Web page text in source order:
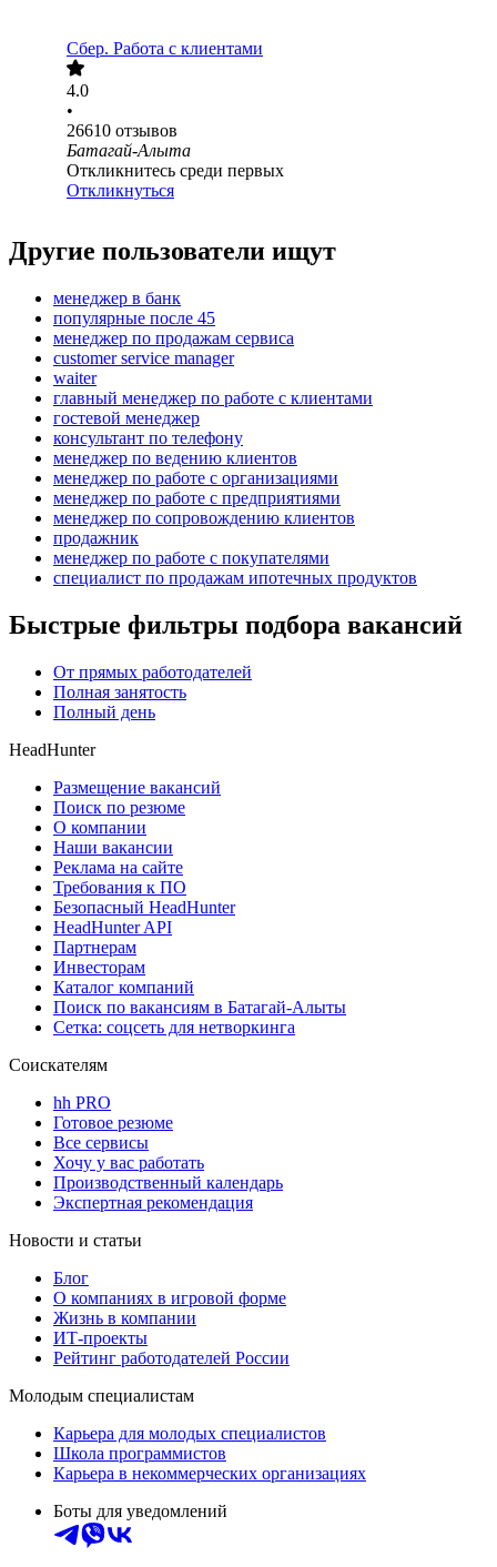
Сбер. Работа с клиентами
4.0
•
26610 отзывов
Батагай-Алыта
Откликнитесь среди первых
Откликнуться
Другие пользователи ищут
менеджер в банк
популярные после 45
менеджер по продажам сервиса
customer service manager
waiter
главный менеджер по работе с клиентами
гостевой менеджер
консультант по телефону
менеджер по ведению клиентов
менеджер по работе с организациями
менеджер по работе с предприятиями
менеджер по сопровождению клиентов
продажник
менеджер по работе с покупателями
специалист по продажам ипотечных продуктов
Быстрые фильтры подбора вакансий
От прямых работодателей
Полная занятость
Полный день
HeadHunter
Размещение вакансий
Поиск по резюме
О компании
Наши вакансии
Реклама на сайте
Требования к ПО
Безопасный HeadHunter
HeadHunter API
Партнерам
Инвесторам
Каталог компаний
Поиск по вакансиям в Батагай-Алыты
Сетка: соцсеть для нетворкинга
Соискателям
hh PRO
Готовое резюме
Все сервисы
Хочу у вас работать
Производственный календарь
Экспертная рекомендация
Новости и статьи
Блог
О компаниях в игровой форме
Жизнь в компании
ИТ-проекты
Рейтинг работодателей России
Молодым специалистам
Карьера для молодых специалистов
Школа программистов
Карьера в некоммерческих организациях
Боты для уведомлений